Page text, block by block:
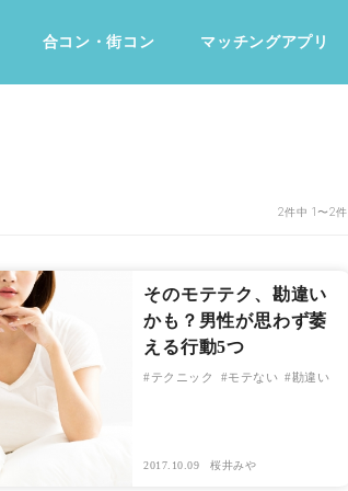
合コン・街コン マッチングアプリ
2件中 1〜2件
そのモテテク、勘違い
かも？男性が思わず萎
える行動5つ
テクニック モテない 勘違い
2017.10.09 桜井みや